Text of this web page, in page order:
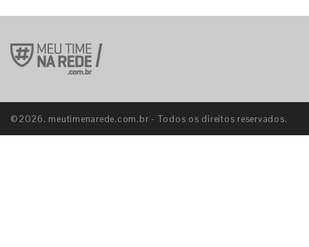
©2026. meutimenarede.com.br - Todos os direitos reservados.